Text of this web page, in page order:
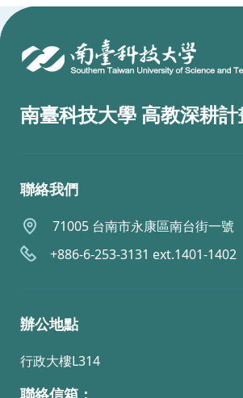
南臺科技大學 高教深耕
聯絡我們
71005 台南市永康區南台街一號
+886-6-253-3131 ext.1401-1402
辦公地點
行政大樓L314
聯絡信箱：